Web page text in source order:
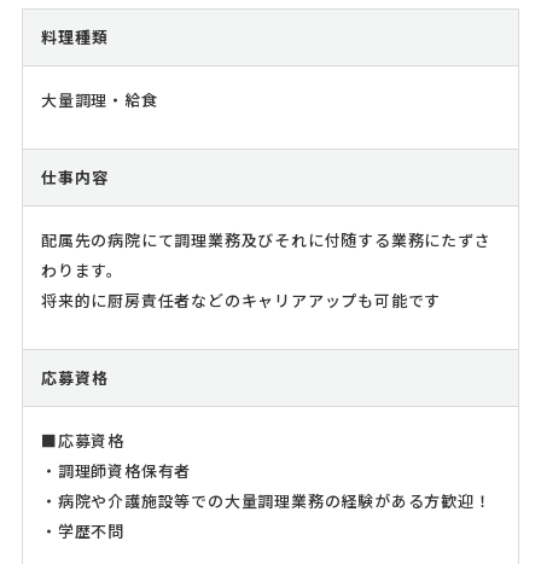
料理種類
大量調理・給食
仕事内容
配属先の病院にて調理業務及びそれに付随する業務にたずさ
わります。
将来的に厨房責任者などのキャリアアップも可能です
応募資格
■応募資格
・調理師資格保有者
・病院や介護施設等での大量調理業務の経験がある方歓迎！
・学歴不問